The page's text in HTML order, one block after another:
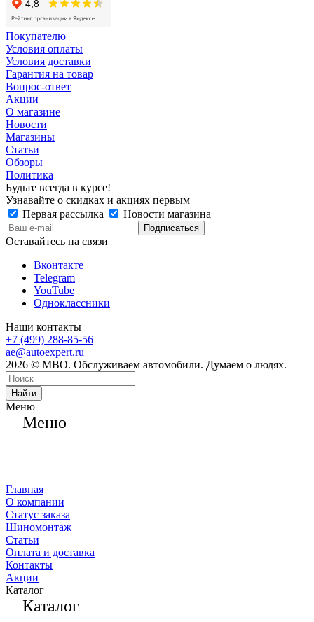
Покупателю
Условия оплаты
Условия доставки
Гарантия на товар
Вопрос-ответ
Акции
О магазине
Новости
Магазины
Статьи
Обзоры
Политика
Будьте всегда в курсе!
Узнавайте о скидках и акциях первым
Первая рассылка
Новости магазина
Оставайтесь на связи
Вконтакте
Telegram
YouTube
Одноклассники
Наши контакты
+7 (499) 288-85-56
ae@autoexpert.ru
2026 © МВО. Обслуживаем автомобили. Думаем о людях.
Найти
Меню
Меню
Главная
О компании
Статус заказа
Шиномонтаж
Статьи
Оплата и доставка
Контакты
Акции
Каталог
Каталог